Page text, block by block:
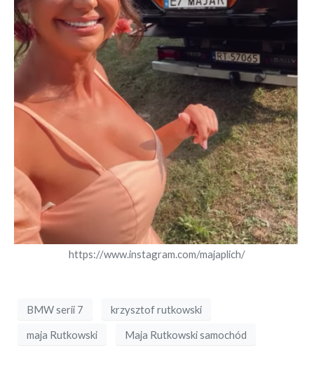
https://www.instagram.com/majaplich/
BMW serii 7 krzysztof rutkowski
maja Rutkowski Maja Rutkowski samochód